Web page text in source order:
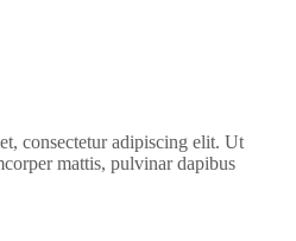
consectetur adipiscing elit. Ut
mattis, pulvinar dapibus